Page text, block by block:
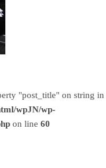
"post_title" on string in
wpJN/wp-
on line 60